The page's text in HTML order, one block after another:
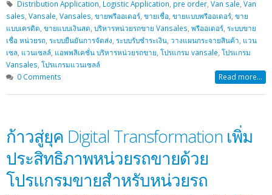
Distribution Application, Logistic Application, pre order, Van sale, Van
sales, Vansale, Vansales, ขายพรีออเดอร์, ขายเชื่อ, ขายแบบพรีออเดอร์, ขาย
แบบเครดิต, ขายแบบเงินสด, บริหารหน่วยรถขาย Vansales, พรีออเดอร์, ระบบขาย
เชื่อ หน่วยรถ, ระบบยืนยันการจัดส่ง, ระบบรับชำระเงิน, วางแผนกระจายสินค้า, แวน
เซล, แวนเซลล์, แอพพลิเคชั่น บริหารหน่วยรถขาย, โปรแกรม vansale, โปรแกรม
Vansales, โปรแกรมแวนเซลล์
0 Comments
Read more...
ก้าวสู่ยุค Digital Transformation เพิ่ม
ประสิทธิภาพหน่วยรถขายด้วย
โปรแกรมขายสำหรับหน่วยรถ